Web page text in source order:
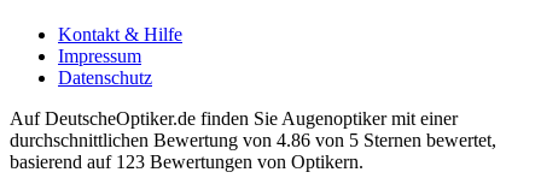
Kontakt & Hilfe
Impressum
Datenschutz
AufDeutscheOptiker.de finden Sie Augenoptiker mit einer
durchschnittlichen Bewertung von 4.86 von 5 Sternen bewertet,
basierend auf 123 Bewertungen von Optikern.